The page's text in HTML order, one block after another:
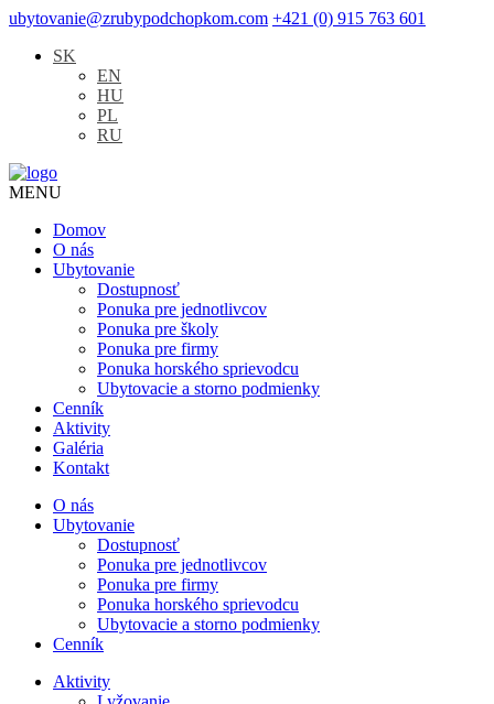
ubytovanie@zrubypodchopkom.com +421 (0) 915 763 601
SK
EN
HU
PL
RU
MENU
Domov
O nás
Ubytovanie
Dostupnosť
Ponuka pre jednotlivcov
Ponuka pre školy
Ponuka pre firmy
Ponuka horského sprievodcu
Ubytovacie a storno podmienky
Cenník
Aktivity
Galéria
Kontakt
O nás
Ubytovanie
Dostupnosť
Ponuka pre jednotlivcov
Ponuka pre firmy
Ponuka horského sprievodcu
Ubytovacie a storno podmienky
Cenník
Aktivity